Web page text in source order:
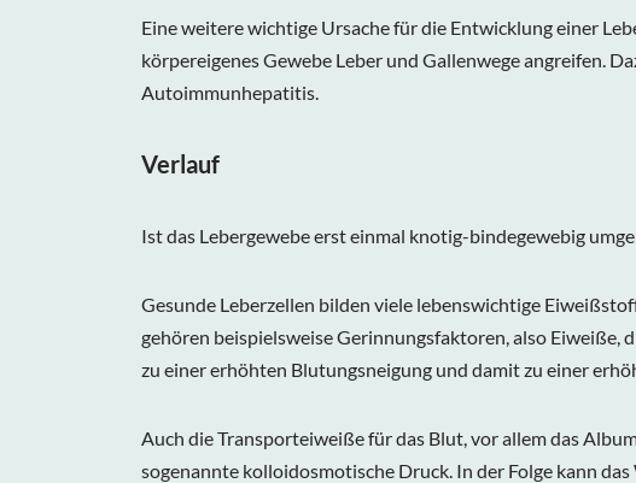
Eine weitere wichtige Ursache für die Entwicklung einer
körpereigenes Gewebe Leber und Gallenwege angreifen.
Autoimmunhepatitis.
Verlauf
Ist das Lebergewebe erst einmal knotig-bindegewebig
Gesunde Leberzellen bilden viele lebenswichtige
gehören beispielsweise Gerinnungsfaktoren, also
zu einer erhöhten Blutungsneigung und damit zu einer
Auch die Transporteiweiße für das Blut, vor allem das
sogenannte kolloidosmotische Druck. In der Folge kann